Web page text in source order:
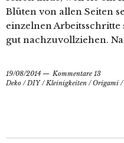
Blüten von allen Seiten
einzelnen
gut nachzuvollziehen.
19/08/2014
Kommentare 13
Deko /DIY/Kleinigkeiten /Origami /